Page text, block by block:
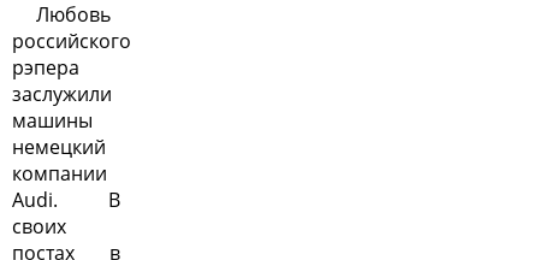
Любовь
российского
рэпера
заслужили
машины
немецкий
компании
Audi. В
своих
постах в